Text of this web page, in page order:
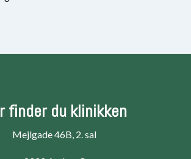
finder du klinikken
Mejlgade 46B, 2. sal